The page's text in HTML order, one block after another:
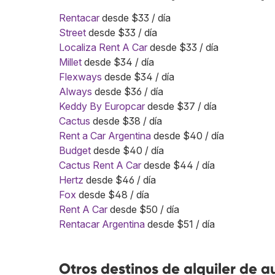
Rentacar desde $33 / día
Street desde $33 / día
Localiza Rent A Car desde $33 / día
Millet desde $34 / día
Flexways desde $34 / día
Always desde $36 / día
Keddy By Europcar desde $37 / día
Cactus desde $38 / día
Rent a Car Argentina desde $40 / día
Budget desde $40 / día
Cactus Rent A Car desde $44 / día
Hertz desde $46 / día
Fox desde $48 / día
Rent A Car desde $50 / día
Rentacar Argentina desde $51 / día
Otros destinos de alquiler de